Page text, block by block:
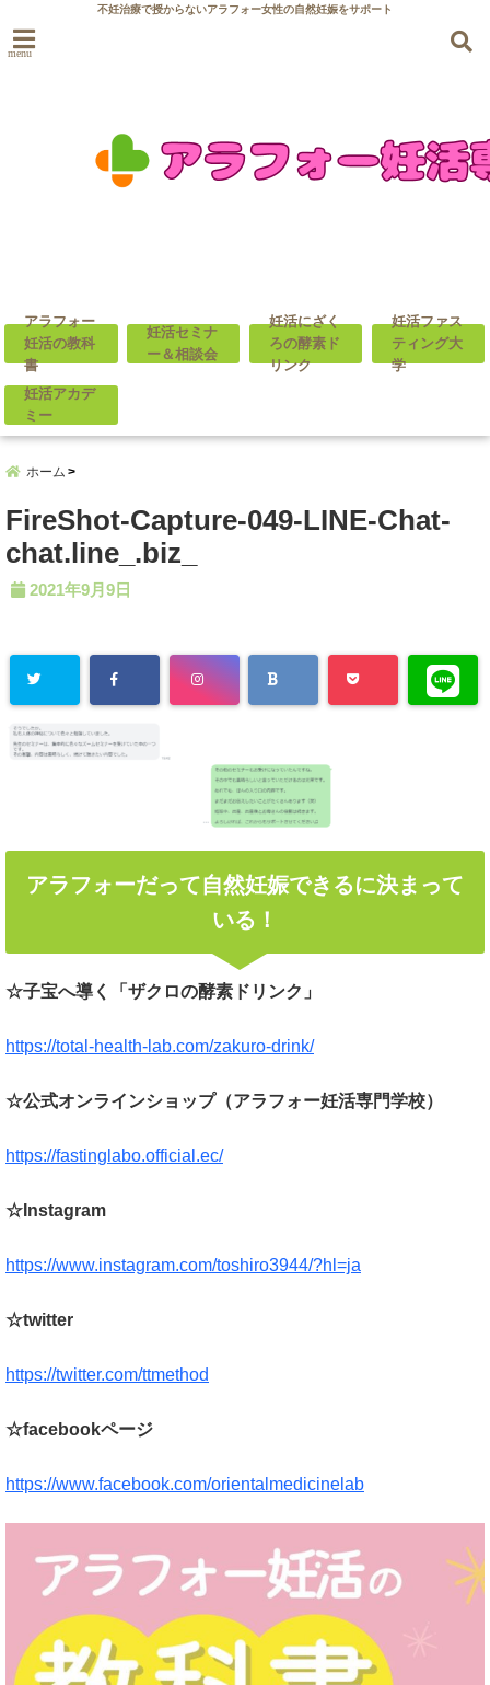
不妊治療で授からないアラフォー女性の自然妊娠をサポート
menu
アラフォー
妊活の教科
書
妊活セミナ
ー＆相談会
妊活にざく
ろの酵素ド
リンク
妊活ファス
ティング大
学
妊活アカデ
ミー
ホーム
FireShot-Capture-049-LINE-Chat-
chat.line_.biz_
2021年9月9日
アラフォーだって自然妊娠できるに決まって
いる！
☆子宝へ導く「ザクロの酵素ドリンク」
https://total-health-lab.com/zakuro-drink/
☆公式オンラインショップ（アラフォー妊活専門学校）
https://fastinglabo.official.ec/
☆Instagram
https://www.instagram.com/toshiro3944/?hl=ja
☆twitter
https://twitter.com/ttmethod
☆facebookページ
https://www.facebook.com/orientalmedicinelab